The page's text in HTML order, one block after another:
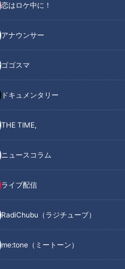
恋はロケ中に！
アナウンサー
ゴゴスマ
ドキュメンタリー
THE TIME,
ニュースコラム
ライブ配信
RadiChubu（ラジチューブ）
me:tone（ミートーン）